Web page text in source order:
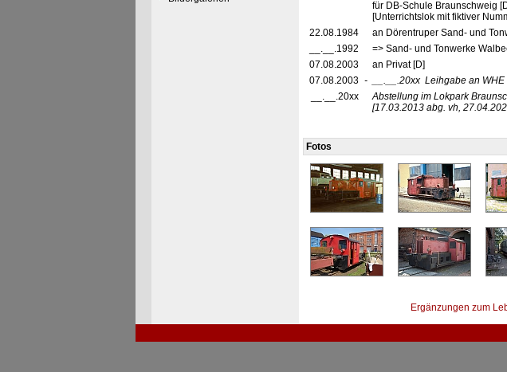
für DB-Schule Braunschweig
[Unterrichtslok mit fiktiver
22.08.1984
an Dörentruper Sand- und
__.__.1992
=> Sand- und Tonwerke
07.08.2003
an Privat [D]
07.08.2003 - __.__.20xx Leihgabe an
__.__.20xx
Abstellung im Lokpark
[17.03.2013 abg. vh,
Fotos
Ergänzungen zum